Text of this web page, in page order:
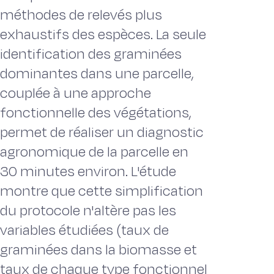
méthodes de relevés plus
exhaustifs des espèces. La seule
identification des graminées
dominantes dans une parcelle,
couplée à une approche
fonctionnelle des végétations,
permet de réaliser un diagnostic
agronomique de la parcelle en
30 minutes environ. L'étude
montre que cette simplification
du protocole n'altère pas les
variables étudiées (taux de
graminées dans la biomasse et
taux de chaque type fonctionnel